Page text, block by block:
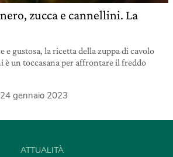
zucca e cannellini. La
e gustosa, la ricetta della zuppa di cavolo
è un toccasana per affrontare il freddo
24 gennaio 2023
ATTUALITÀ